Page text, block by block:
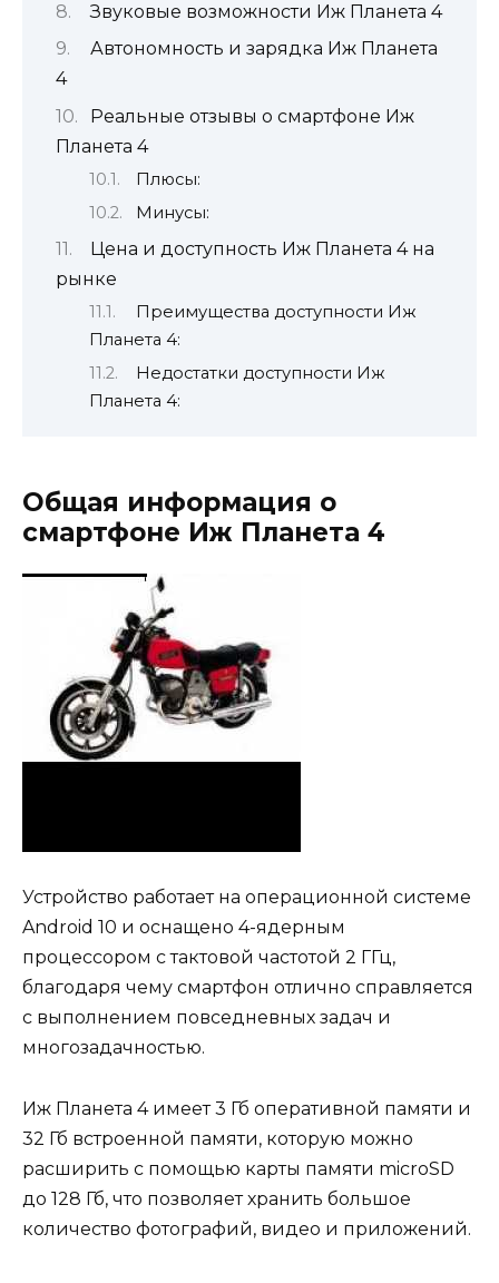
Звуковые возможности Иж Планета 4
Автономность и зарядка Иж Планета
4
Реальные отзывы о смартфоне Иж
Планета 4
Плюсы:
Минусы:
Цена и доступность Иж Планета 4 на
рынке
Преимущества доступности Иж
Планета 4:
Недостатки доступности Иж
Планета 4:
Общая информация о
смартфоне Иж Планета 4
Устройство работает на операционной системе
Android 10 и оснащено 4-ядерным
процессором с тактовой частотой 2 ГГц,
благодаря чему смартфон отлично справляется
с выполнением повседневных задач и
многозадачностью.
Иж Планета 4 имеет 3 Гб оперативной памяти и
32 Гб встроенной памяти, которую можно
расширить с помощью карты памяти microSD
до 128 Гб, что позволяет хранить большое
количество фотографий, видео и приложений.